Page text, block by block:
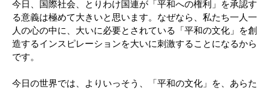
今日、国際社会、とりわけ国連が「平和への権利」を承認す
る意義は極めて大きいと思います。なぜなら、私たち一人一
人の心の中に、大いに必要とされている「平和の文化」を創
造するインスピレーションを大いに刺激することになるから
です。
今日の世界では、よりいっそう、「平和の文化」を、あらた